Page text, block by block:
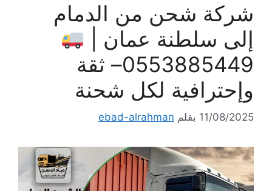
شركة شحن من الدمام
إلى سلطنة عمان |
0553885449– ثقة
وإحترافية لكل شحنة
11/08/2025 بقلم ebad-alrahman